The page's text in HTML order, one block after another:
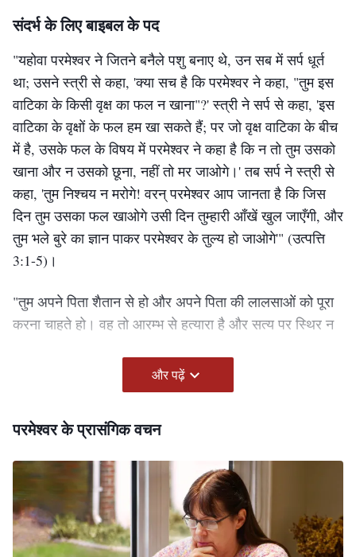
संदर्भ के लिए बाइबल के पद
"यहोवा परमेश्‍वर ने जितने बनैले पशु बनाए थे, उन सब में सर्प धूर्त
था; उसने स्त्री से कहा, 'क्या सच है कि परमेश्‍वर ने कहा, "तुम इस
वाटिका के किसी वृक्ष का फल न खाना"?' स्त्री ने सर्प से कहा, 'इस
वाटिका के वृक्षों के फल हम खा सकते हैं; पर जो वृक्ष वाटिका के बीच
में है, उसके फल के विषय में परमेश्‍वर ने कहा है कि न तो तुम उसको
खाना और न उसको छूना, नहीं तो मर जाओगे।' तब सर्प ने स्त्री से
कहा, 'तुम निश्‍चय न मरोगे! वरन् परमेश्‍वर आप जानता है कि जिस
दिन तुम उसका फल खाओगे उसी दिन तुम्हारी आँखें खुल जाएँगी, और
तुम भले बुरे का ज्ञान पाकर परमेश्‍वर के तुल्य हो जाओगे'" (उत्पत्ति
3:1-5) ।
"तुम अपने पिता शैतान से हो और अपने पिता की लालसाओं को पूरा
करना चाहते हो। वह तो आरम्भ से हत्यारा है और सत्य पर स्थिर न
स्वभाव ही से बोलता है; क्योंकि वह झूठा है वरन् झूठ का पिता है"
"जो परमेश्‍वर से होता है, वह परमेश्‍वर की बातें सुनता है; और तुम
और पढ़ें
परमेश्वर के प्रासंगिक वचन